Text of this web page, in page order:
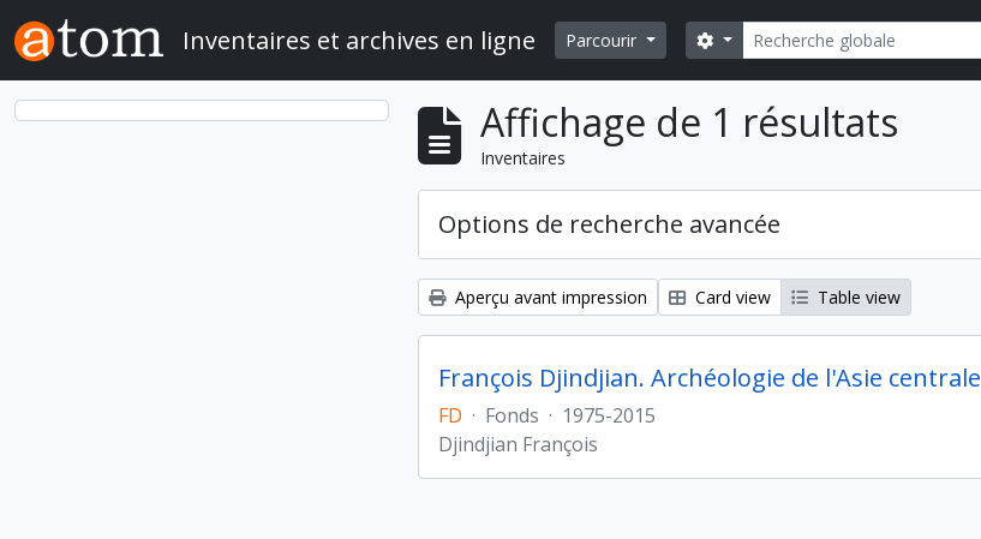
Skip to main content
Inventaires et archives en ligne Parcourir Rechercher
Search options
Affichage de 1 résultats
Inventaires
Options de recherche avancée
Aperçu avant impression Card view Table view
François Djindjian. Archéologie de l'Asie centrale
FD · Fonds · 1975-2015
Djindjian François